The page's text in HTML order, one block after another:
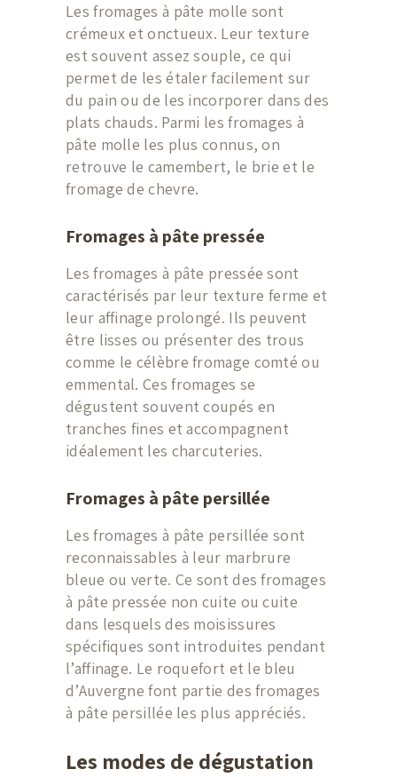
TERROIR
CHARCUTERIE
ALCOOL
CONTACT
Les fromages à pâte molle sont
crémeux et onctueux. Leur texture
est souvent assez souple, ce qui
permet de les étaler facilement sur
du pain ou de les incorporer dans des
plats chauds. Parmi les fromages à
pâte molle les plus connus, on
retrouve le camembert, le brie et le
fromage de chevre.
Fromages à pâte pressée
Les fromages à pâte pressée sont
caractérisés par leur texture ferme et
leur affinage prolongé. Ils peuvent
être lisses ou présenter des trous
comme le célèbre fromage comté ou
emmental. Ces fromages se
dégustent souvent coupés en
tranches fines et accompagnent
idéalement les charcuteries.
Fromages à pâte persillée
Les fromages à pâte persillée sont
reconnaissables à leur marbrure
bleue ou verte. Ce sont des fromages
à pâte pressée non cuite ou cuite
dans lesquels des moisissures
spécifiques sont introduites pendant
l’affinage. Le roquefort et le bleu
d’Auvergne font partie des fromages
à pâte persillée les plus appréciés.
Les modes de dégustation